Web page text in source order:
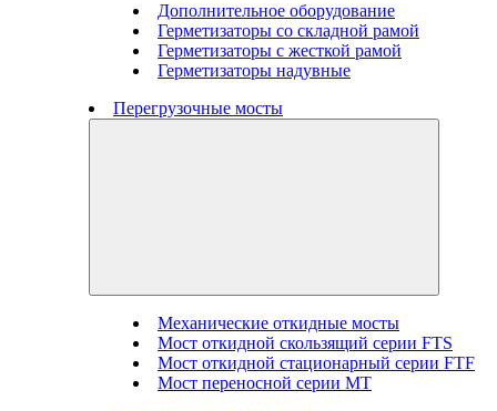
Дополнительное оборудование
Герметизаторы со складной рамой
Герметизаторы с жесткой рамой
Герметизаторы надувные
Перегрузочные мосты
Механические откидные мосты
Мост откидной скользящий серии FTS
Мост откидной стационарный серии FTF
Мост переносной серии MT